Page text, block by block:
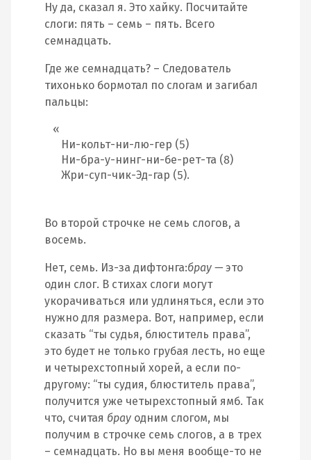
Ну да, сказал я. Это хайку. Посчитайте
слоги: пять – семь – пять. Всего
семнадцать.
Где же семнадцать? – Следователь
тихонько бормотал по слогам и загибал
пальцы:
Ни-кольт-ни-лю-гер (5)
Ни-бра-у-нинг-ни-бе-рет-та (8)
Жри-суп-чик-Эд-гар (5).
Во второй строчке не семь слогов, а
восемь.
Нет, семь. Из-за дифтонга:брау — это
один слог. В стихах слоги могут
укорачиваться или удлиняться, если это
нужно для размера. Вот, например, если
сказать “ты судья, блюститель права”,
это будет не только грубая лесть, но еще
и четырехстопный хорей, а если по-
другому: “ты судия, блюститель права”,
получится уже четырехстопный ямб. Так
что, считая брау одним слогом, мы
получим в строчке семь слогов, а в трех
– семнадцать. Но вы меня вообще-то не